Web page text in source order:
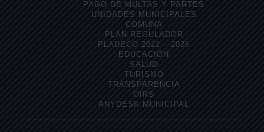
PAGO DE MULTAS Y PARTES
UNIDADES MUNICIPALES
COMUNA
PLAN REGULADOR
PLADECO 2022 – 2026
EDUCACIÓN
SALUD
TURISMO
TRANSPARENCIA
OIRS
ANYDESK MUNICIPAL